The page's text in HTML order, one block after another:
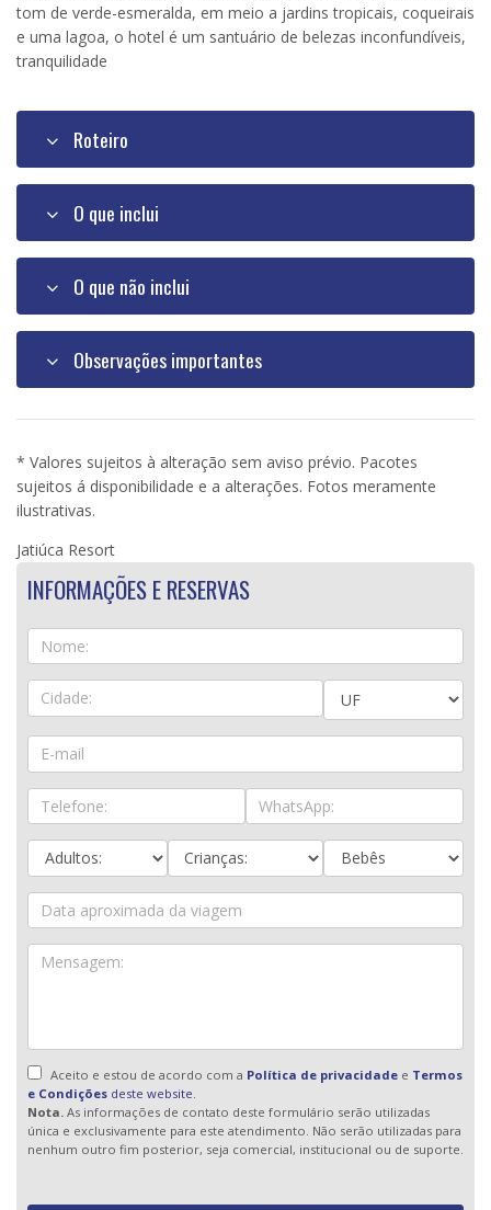
tom de verde-esmeralda, em meio a jardins tropicais, coqueirais
e uma lagoa, o hotel é um santuário de belezas inconfundíveis,
tranquilidade
Roteiro
O que inclui
O que não inclui
Observações importantes
* Valores sujeitos à alteração sem aviso prévio. Pacotes
sujeitos á disponibilidade e a alterações. Fotos meramente
ilustrativas.
Jatiúca Resort
INFORMAÇÕES E RESERVAS
Aceito e estou de acordo com a Política de privacidadee Termos
e Condições deste website.
Nota. As informações de contato deste formulário serão utilizadas
única e exclusivamente para este atendimento. Não serão utilizadas para
nenhum outro fim posterior, seja comercial, institucional ou de suporte.